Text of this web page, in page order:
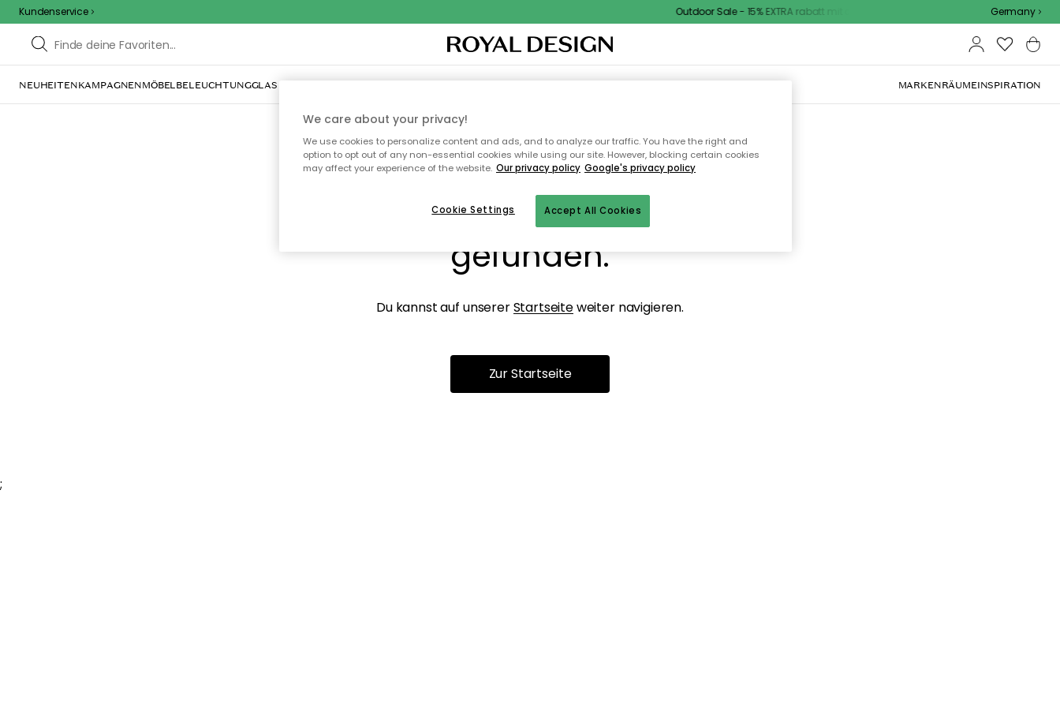
Kundenservice Outdoor Sale - 15% EXTRA rabatt mit code Germany
NEUHEITENKAMPAGNENMÖBELBELEUCHTUNGGLAS & GESCHIRRINNENEINRICHTUNGTEXTILIEN & TEPPICHEKÜCHEAUFBEWAHRUNGOUTDOOR-MÖBEL MARKENRÄUMEINSPIRATION
Ooops, die Seite wurde nicht
gefunden.
Du kannst auf unsererStartseiteweiter navigieren.
Zur Startseite
;
We care about your privacy!
We use cookies to personalize content and ads, and to analyze our traffic. You have the right and
option to opt out of any non-essential cookies while using our site. However, blocking certain cookies
may affect your experience of the website. Our privacy policy Google's privacy policy
Accept All Cookies
Cookie Settings